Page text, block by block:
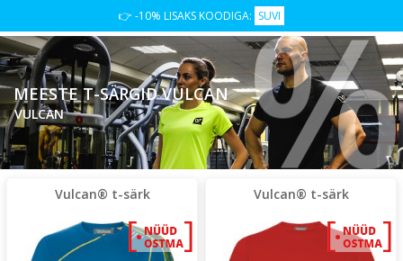
👉 -10% LISAKS KOODIGA: SUVI
MEESTE T-SÄRGID VULCAN
VULCAN
Vulcan® t-särk Vulcan® t-särk